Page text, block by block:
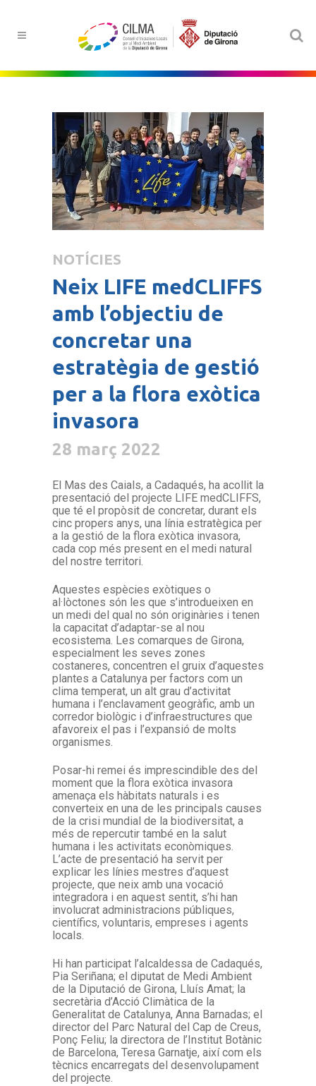
NOTÍCIES
Neix LIFE medCLIFFS
amb l’objectiu de
concretar una
estratègia de gestió
per a la flora exòtica
invasora
28 març 2022
El Mas des Caials, a Cadaqués, ha acollit la
presentació del projecte LIFE medCLIFFS,
que té el propòsit de concretar, durant els
cinc propers anys, una línia estratègica per
a la gestió de la flora exòtica invasora,
cada cop més present en el medi natural
del nostre territori.
Aquestes espècies exòtiques o
al·lòctones són les que s’introdueixen en
un medi del qual no són originàries i tenen
la capacitat d’adaptar-se al nou
ecosistema. Les comarques de Girona,
especialment les seves zones
costaneres, concentren el gruix d’aquestes
plantes a Catalunya per factors com un
clima temperat, un alt grau d’activitat
humana i l’enclavament geogràfic, amb un
corredor biològic i d’infraestructures que
afavoreix el pas i l’expansió de molts
organismes.
Posar-hi remei és imprescindible des del
moment que la flora exòtica invasora
amenaça els hàbitats naturals i es
converteix en una de les principals causes
de la crisi mundial de la biodiversitat, a
més de repercutir també en la salut
humana i les activitats econòmiques.
L’acte de presentació ha servit per
explicar les línies mestres d’aquest
projecte, que neix amb una vocació
integradora i en aquest sentit, s’hi han
involucrat administracions públiques,
científics, voluntaris, empreses i agents
locals.
Hi han participat l’alcaldessa de Cadaqués,
Pia Seriñana; el diputat de Medi Ambient
de la Diputació de Girona, Lluís Amat; la
secretària d’Acció Climàtica de la
Generalitat de Catalunya, Anna Barnadas; el
director del Parc Natural del Cap de Creus,
Ponç Feliu; la directora de l’Institut Botànic
de Barcelona, Teresa Garnatje, així com els
tècnics encarregats del desenvolupament
del projecte.